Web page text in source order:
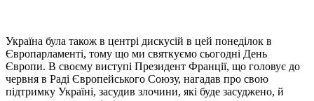
Україна була також в центрі дискусій в цей понеділок в
Європарламенті, тому що ми святкуємо сьогодні День
Європи. В своєму виступі Президент Франції, що головує до
червня в Раді Європейського Союзу, нагадав про свою
підтримку Україні, засудив злочини, які буде засуджено, й